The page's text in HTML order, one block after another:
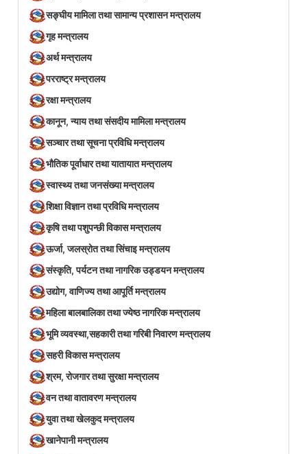
सङ्घीय मामिला तथा सामान्य प्रशासन मन्त्रालय
गृह मन्त्रालय
अर्थ मन्त्रालय
परराष्ट्र मन्त्रालय
रक्षा मन्त्रालय
कानून, न्याय तथा संसदीय मामिला मन्त्रालय
सञ्‍चार तथा सूचना प्रविधि मन्त्रालय
भौतिक पूर्वाधार तथा यातायात मन्त्रालय
स्वास्थ्य तथा जनसंख्या मन्त्रालय
शिक्षा विज्ञान तथा प्रविधि मन्त्रालय
कृषि तथा पशुपन्छी विकास मन्त्रालय
ऊर्जा, जलस्रोत तथा सिंचाइ मन्त्रालय
संस्कृति, पर्यटन तथा नागरिक उड्डयन मन्त्रालय
उद्योग, वाणिज्य तथा आपूर्ति मन्त्रालय
महिला बालबालिका तथा ज्येष्ठ नागरिक मन्त्रालय
भूमि व्यवस्था,सहकारी तथा गरिबी निवारण मन्त्रालय
सहरी विकास मन्त्रालय
श्रम, रोजगार तथा सुरक्षा मन्त्रालय
वन तथा वातावरण मन्त्रालय
युवा तथा खेलकुद मन्त्रालय
खानेपानी मन्त्रालय